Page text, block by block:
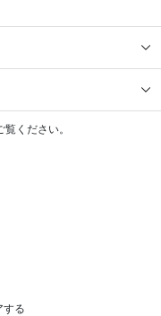
覧ください。
する